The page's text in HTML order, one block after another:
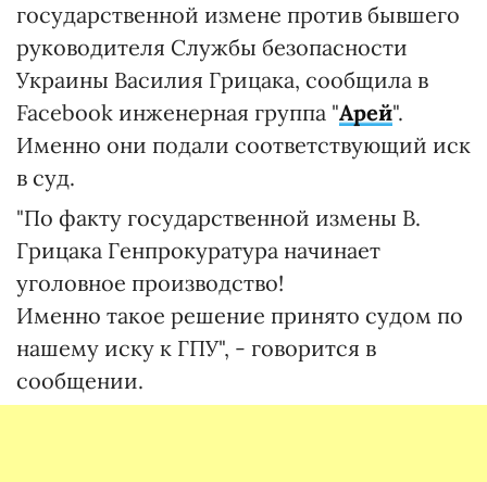
государственной измене против бывшего
руководителя Службы безопасности
Украины Василия Грицака, сообщила в
Facebook инженерная группа "Арей".
Именно они подали соответствующий иск
в суд.
"По факту государственной измены В.
Грицака Генпрокуратура начинает
уголовное производство!
Именно такое решение принято судом по
нашему иску к ГПУ", - говорится в
сообщении.